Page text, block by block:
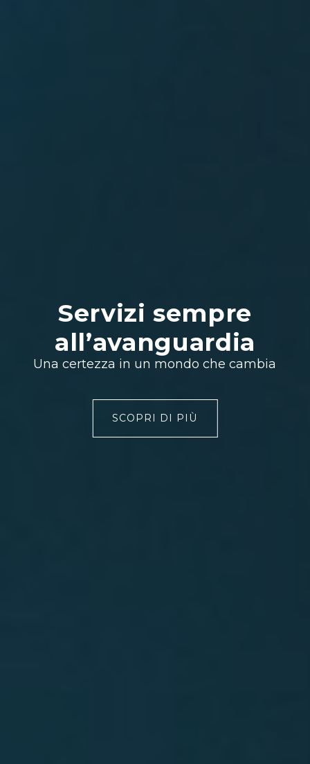
Automazione.
Telecontrollo
Non seguiamo le mode, creiamo il
SCOPRI DI PIÙ
Servizi sempre
all’avanguardia
Una certezza in un mondo che cambia
SCOPRI DI PIÙ
Soluzioni
personalizzate
Progettiamo e realizziamo sistemi di
automazione e telecontrollo
SCOPRI DI PIÙ